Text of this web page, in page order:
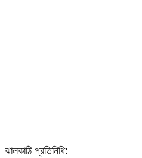
ঝালকাঠি প্রতিনিধি: